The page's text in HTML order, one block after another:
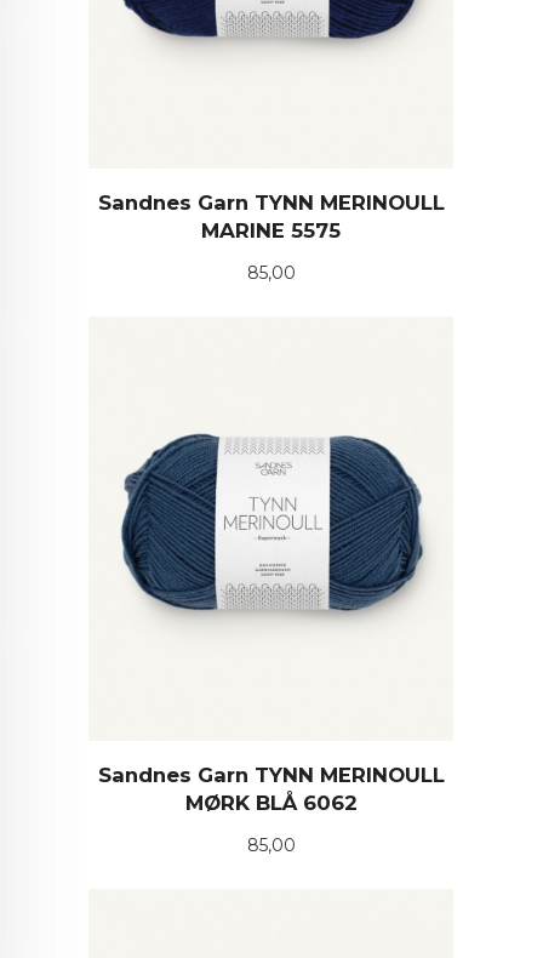
Sandnes Garn TYNN MERINOULL
MARINE 5575
Pris
85,00
Sandnes Garn TYNN MERINOULL
MØRK BLÅ 6062
Pris
85,00